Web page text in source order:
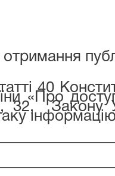
40
«Про
32, Закону